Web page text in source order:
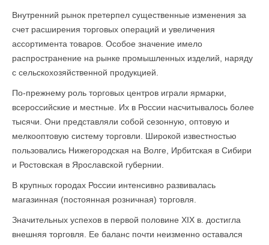
Внутренний рынок претерпел существенные изменения за
счет расширения торговых операций и увеличения
ассортимента товаров. Особое значение имело
распространение на рынке промышленных изделий, наряду
с сельскохозяйственной продукцией.
По-прежнему роль торговых центров играли ярмарки,
всероссийские и местные. Их в России насчитывалось более
тысячи. Они представляли собой сезонную, оптовую и
мелкооптовую систему торговли. Широкой известностью
пользовались Нижегородская на Волге, Ирбитская в Сибири
и Ростовская в Ярославской губернии.
В крупных городах России интенсивно развивалась
магазинная (постоянная розничная) торговля.
Значительных успехов в первой половине XIX в. достигла
внешняя торговля. Ее баланс почти неизменно оставался